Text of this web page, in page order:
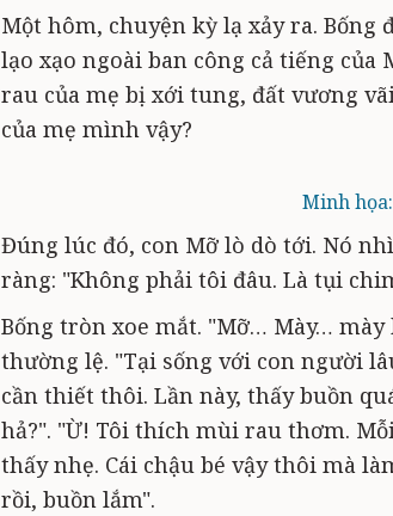
Một hôm, chuyện kỳ lạ xảy ra.
lạo xạo ngoài ban công cả tiếng của
rau của mẹ bị xới tung, đất vương
của mẹ mình vậy?
Minh
Đúng lúc đó, con Mỡ lò dò tới. Nó
ràng: "Không phải tôi đâu. Là tụi
Bống tròn xoe mắt. "Mỡ… Mày…
thường lệ. "Tại sống với con người
cần thiết thôi. Lần này, thấy buồn
hả?". "Ừ! Tôi thích mùi rau thơm.
thấy nhẹ. Cái chậu bé vậy thôi mà
rồi, buồn lắm".